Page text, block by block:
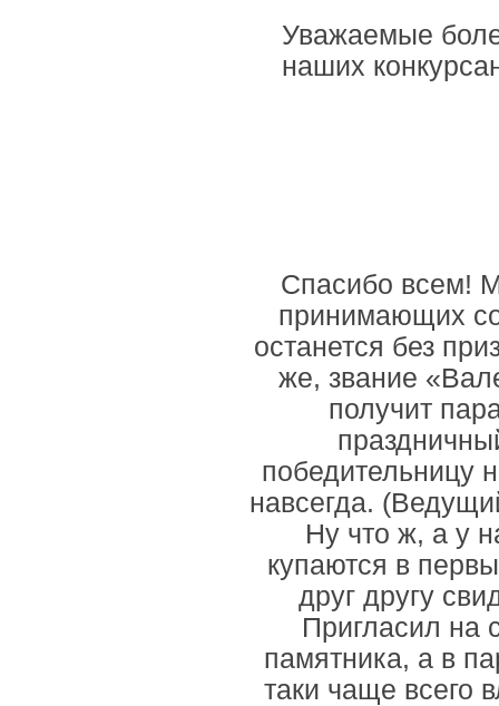
Уважаемые
наших
Спасибо всем!
принимающих
останется без
же, звание
получит
победительницу
навсегда.
Ну что ж, а у
купаются в
друг другу
Пригласил
памятника, а в
таки чаще всего